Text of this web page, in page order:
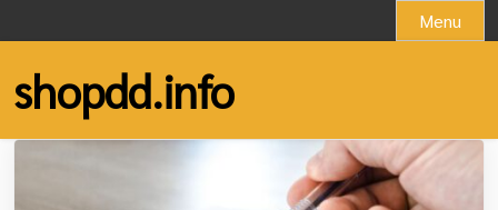
to
content
Menu
shopdd.info